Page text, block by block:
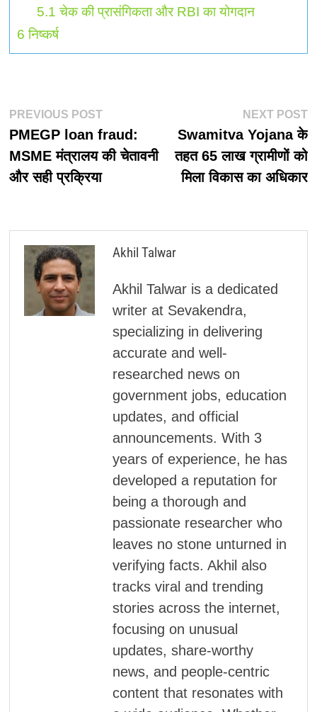
5.1 चेक की प्रासंगिकता और RBI का योगदान
6 निष्कर्ष
पोस्ट
नेविगेशन
PREVIOUS POSTPrevious
post:
PMEGP loan fraud:
MSME मंत्रालय की चेतावनी
और सही प्रक्रिया
NEXT POST
Swamitva Yojana के
तहत 65 लाख ग्रामीणों को
मिला विकास का अधिकार
Akhil Talwar
Akhil Talwar is a dedicated
writer at Sevakendra,
specializing in delivering
accurate and well-
researched news on
government jobs, education
updates, and official
announcements. With 3
years of experience, he has
developed a reputation for
being a thorough and
passionate researcher who
leaves no stone unturned in
verifying facts. Akhil also
tracks viral and trending
stories across the internet,
focusing on unusual
updates, share-worthy
news, and people-centric
content that resonates with